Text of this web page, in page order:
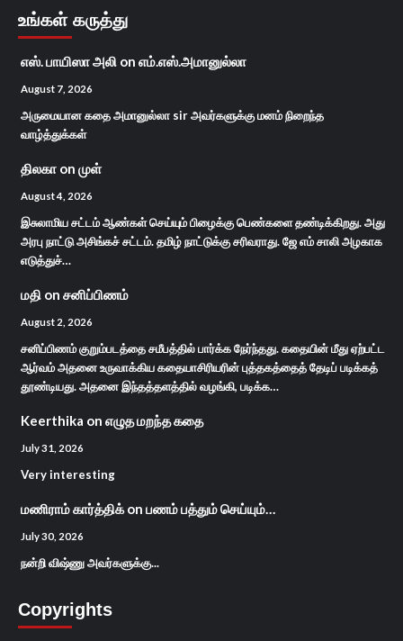
உங்கள் கருத்து
எஸ். பாயிஸா அலி on எம்.எஸ்.அமானுல்லா
August 7, 2026
அருமையான கதை அமானுல்லா sir அவர்களுக்கு மனம் நிறைந்த
வாழ்த்துக்கள்
திலகா on முள்
August 4, 2026
இசுலாமிய சட்டம் ஆண்கள் செய்யும் பிழைக்கு பெண்களை தண்டிக்கிறது. அது
அரபு நாட்டு அசிங்கச் சட்டம். தமிழ் நாட்டுக்கு சரிவராது. ஜே எம் சாலி அழகாக
எடுத்துச்…
மதி on சனிப்பிணம்
August 2, 2026
சனிப்பிணம் குறும்படத்தை சமீபத்தில் பார்க்க நேர்ந்தது. கதையின் மீது ஏற்பட்ட
ஆர்வம் அதனை உருவாக்கிய கதையாசிரியரின் புத்தகத்தைத் தேடிப் படிக்கத்
தூண்டியது. அதனை இந்தத்தளத்தில் வழங்கி, படிக்க…
Keerthika on எழுத மறந்த கதை
July 31, 2026
Very interesting
மணிராம் கார்த்திக்on பணம் பத்தும் செய்யும்…
July 30, 2026
நன்றி விஷ்ணு அவர்களுக்கு...
Copyrights